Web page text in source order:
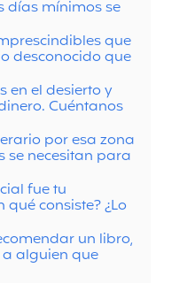
días mínimos se
que
desconocido que
en el desierto y
Cuéntanos
por esa zona
se necesitan para
fue tu
consiste? ¿Lo
un libro,
alguien que